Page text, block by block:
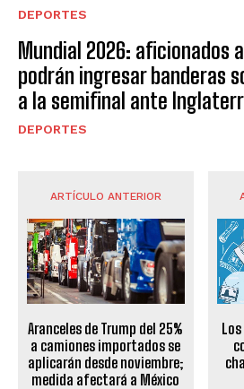
DEPORTES
Mundial 2026: aficionados
podrán ingresar banderas
a la semifinal ante
DEPORTES
ARTÍCULO ANTERIOR
Aranceles de Trump del 25%
a camiones importados se
aplicarán desde noviembre;
medida afectará a México